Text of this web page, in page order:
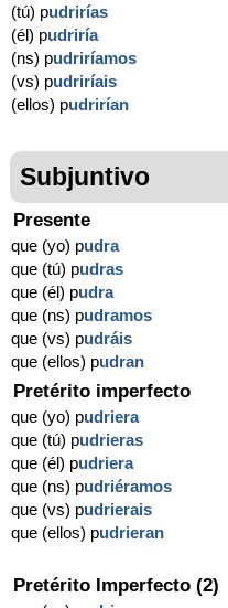
(tú) pudrirías
(él) pudriría
(ns) pudriríamos
(vs) pudriríais
(ellos) pudrirían
Subjuntivo
Presente
que (yo) pudra
que (tú) pudras
que (él) pudra
que (ns) pudramos
que (vs) pudráis
que (ellos) pudran
Pretérito imperfecto
que (yo) pudriera
que (tú) pudrieras
que (él) pudriera
que (ns) pudriéramos
que (vs) pudrierais
que (ellos) pudrieran
Pretérito Imperfecto (2)